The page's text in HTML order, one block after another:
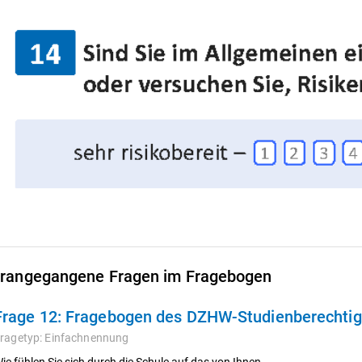
Fragen im Fragebogen
12: Fragebogen des DZHW-
Einfachnennung